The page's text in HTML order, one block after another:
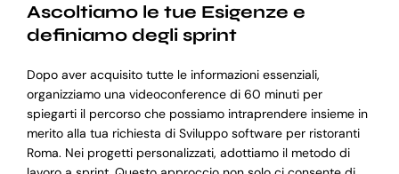
Ascoltiamo le tue Esigenze e
definiamo degli sprint
Dopo aver acquisito tutte le informazioni essenziali,
organizziamo una videoconference di 60 minuti per
spiegarti il percorso che possiamo intraprendere insieme in
merito alla tua richiesta di Sviluppo software per ristoranti
Roma. Nei progetti personalizzati, adottiamo il metodo di